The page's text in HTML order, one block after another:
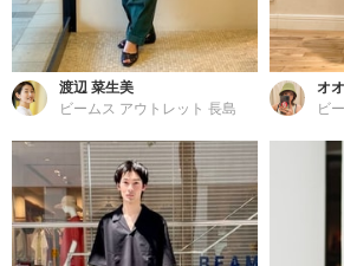
渡辺 菜生美
ビームス アウトレット 長島
オ
ビ